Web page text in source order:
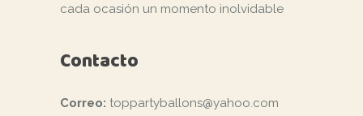
cada ocasión un momento inolvidable
Contacto
Correo: toppartyballons@yahoo.com